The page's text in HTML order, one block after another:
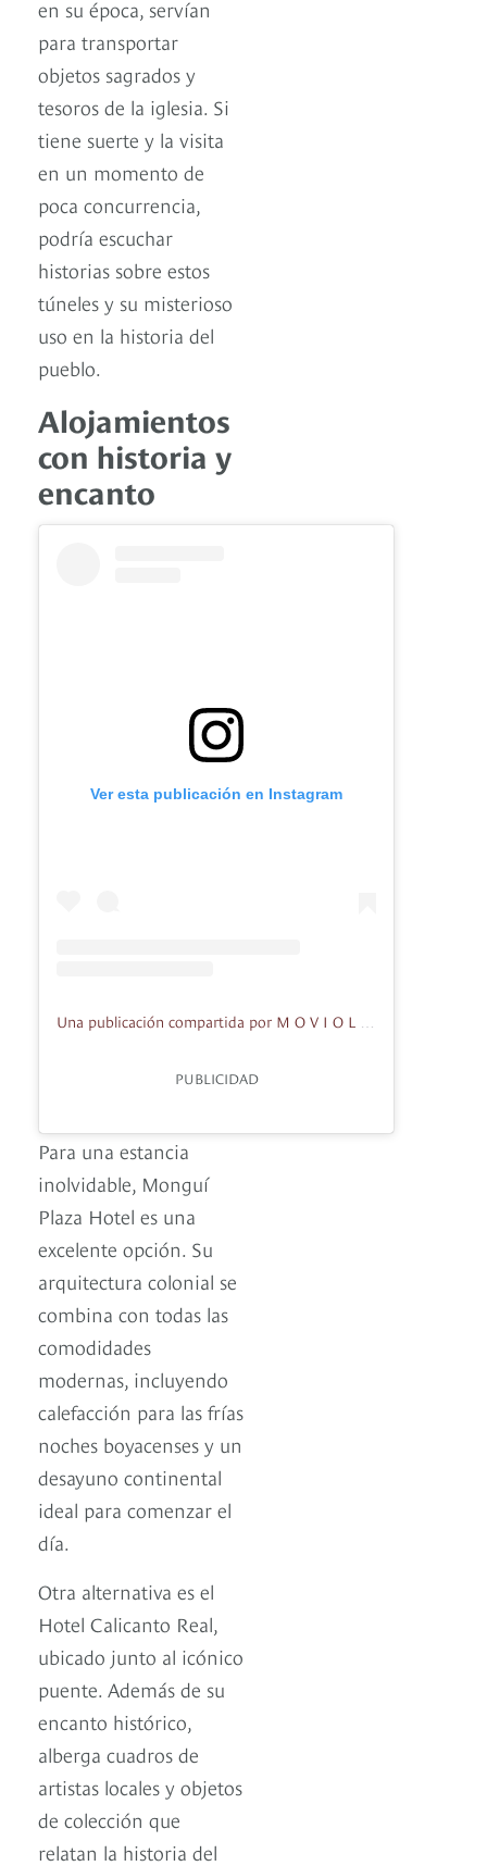
en su época, servían
para transportar
objetos sagrados y
tesoros de la iglesia. Si
tiene suerte y la visita
en un momento de
poca concurrencia,
podría escuchar
historias sobre estos
túneles y su misterioso
uso en la historia del
pueblo.
Alojamientos
con historia y
encanto
Ver esta publicación en Instagram
PUBLICIDAD
Para una estancia
inolvidable, Monguí
Plaza Hotel es una
excelente opción. Su
arquitectura colonial se
combina con todas las
comodidades
modernas, incluyendo
calefacción para las frías
noches boyacenses y un
desayuno continental
ideal para comenzar el
día.
Otra alternativa es el
Hotel Calicanto Real,
ubicado junto al icónico
puente. Además de su
encanto histórico,
alberga cuadros de
artistas locales y objetos
de colección que
relatan la historia del